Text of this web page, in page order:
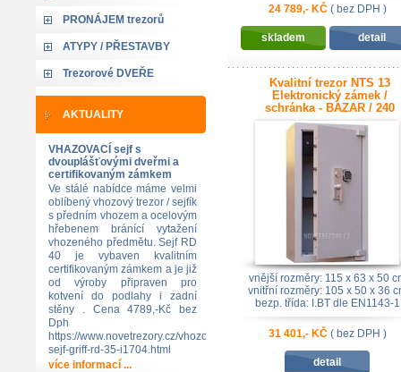
PRONÁJEM trezorů
ATYPY / PŘESTAVBY
Trezorové DVEŘE
AKTUALITY
VHAZOVACÍ sejf s
dvouplášťovými dveřmi a
certifikovaným zámkem
Ve stálé nabídce máme velmi
oblíbený vhozový trezor / sejfík
s předním vhozem a ocelovým
hřebenem bránící vytažení
vhozeného předmětu. Sejf RD
40 je vybaven kvalitním
certifikovaným zámkem a je již
od výroby připraven pro
kotvení do podlahy i zadní
stěny . Cena 4789,-Kč bez
Dph
https://www.novetrezory.cz/vhozovy-
sejf-griff-rd-35-i1704.html
více informací ...
24 789,- KČ( bez DPH )
skladem detail
Kvalitní trezor NTS 13
Elektronický zámek /
schránka - BAZAR / 240
kg
vnější rozměry: 115 x 63 x 50
vnitřní rozměry: 105 x 50 x 36
bezp. třída: I.BT dle EN1143-1
31 401,- KČ( bez DPH )
detail